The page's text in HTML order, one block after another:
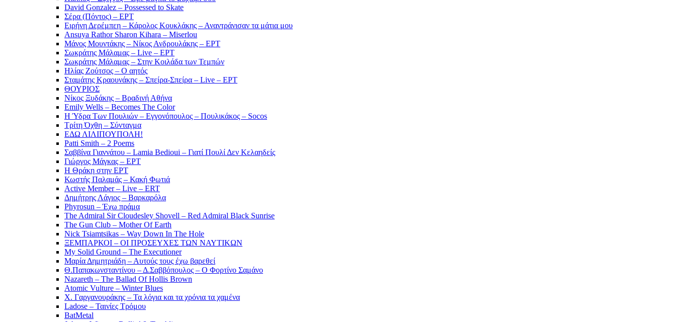
David Gonzalez – Possessed to Skate
Σέρα (Πόντος) – ΕΡΤ
Ειρήνη Δερέμπεη – Κάρολος Κουκλάκης – Αναντράνισαν τα μάτια μου
Ansuya Rathor Sharon Kihara – Miserlou
Μάνος Μουντάκης – Νίκος Ανδρουλάκης – ΕΡΤ
Σωκράτης Μάλαμας – Live – ΕΡΤ
Σωκράτης Μάλαμας – Στην Κοιλάδα των Τεμπών
Ηλίας Ζούτσος – Ο αητός
Σταμάτης Κραουνάκης – Σπείρα-Σπείρα – Live – ΕΡΤ
ΘΟΥΡΙΟΣ
Νίκος Ξυδάκης – Βραδινή Αθήνα
Emily Wells – Becomes The Color
Η Ύδρα Των Πουλιών – Εγγονόπουλος – Πουλικάκος – Socos
Τρίτη Όχθη – Σύνταγμα
ΕΔΩ ΛΙΛΙΠΟΥΠΟΛΗ!
Patti Smith – 2 Poems
Σαββίνα Γιαννάτου – Lamia Bedioui – Γιατί Πουλί Δεν Κελαηδείς
Γιώργος Μάγκας – ΕΡΤ
Η Θράκη στην ΕΡΤ
Κωστής Παλαμάς – Κακή Φωτιά
Active Member – Live – ERT
Δημήτρης Λάγιος – Βαρκαρόλα
Phyrosun – Έχω πράμα
The Admiral Sir Cloudesley Shovell – Red Admiral Black Sunrise
The Gun Club – Mother Of Earth
Nick Tsiamtsikas – Way Down In The Hole
ΞΕΜΠΑΡΚΟΙ – ΟΙ ΠΡΟΣΕΥΧΕΣ ΤΩΝ ΝΑΥΤΙΚΩΝ
My Solid Ground – The Executioner
Μαρία Δημητριάδη – Αυτούς τους έχω βαρεθεί
Θ.Παπακωνσταντίνου – Δ.Σαββόπουλος – Ο Φορτίνο Σαμάνο
Nazareth – The Ballad Of Hollis Brown
Atomic Vulture – Winter Blues
Χ. Γαργανουράκης – Τα λόγια και τα χρόνια τα χαμένα
Ladose – Ταινίες Τρόμου
BatMetal